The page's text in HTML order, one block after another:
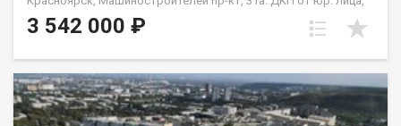
не от Застройщика
3 542 000 ₽